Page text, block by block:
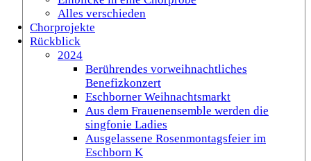
Alles verschieden
Chorprojekte
Rückblick
2024
Berührendes vorweihnachtliches
Benefizkonzert
Eschborner Weihnachtsmarkt
Aus dem Frauenensemble werden die
singfonie Ladies
Ausgelassene Rosenmontagsfeier im
Eschborn K